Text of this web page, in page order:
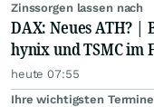
Zinssorgen lassen nach
DAX: Neues ATH? |
hynix und TSMC im
heute 07:55
Ihre wichtigsten Termine